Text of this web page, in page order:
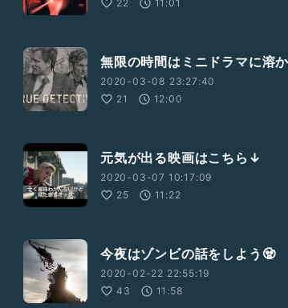
22
11:01
無限の時間はミニドラマに溶
2020-03-08 23:27:40
21
12:00
元気が出る映画はこちら↓
2020-03-07 10:17:09
25
11:22
今夜はゾンビの話をしよう🧟
2020-02-22 22:55:19
43
11:58